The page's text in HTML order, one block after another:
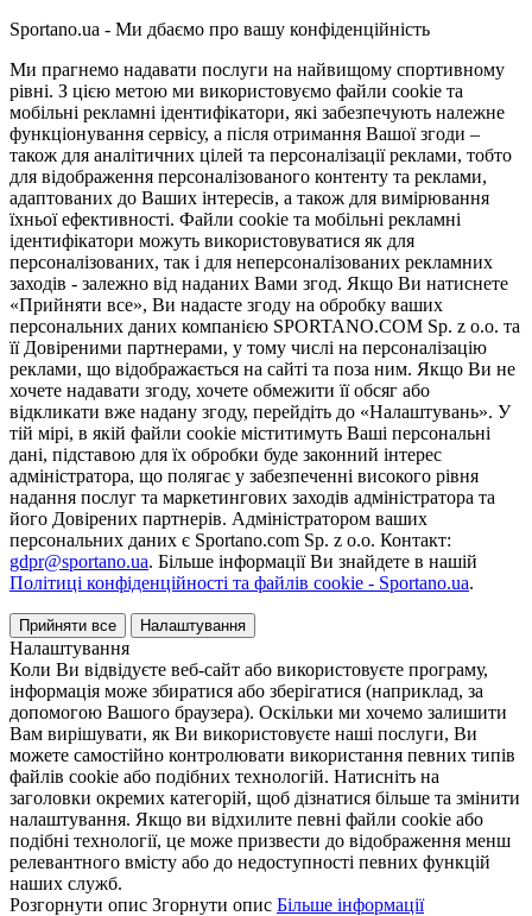
Sportano.ua - Ми дбаємо про вашу конфіденційність
Ми прагнемо надавати послуги на найвищому спортивному
рівні. З цією метою ми використовуємо файли cookie та
мобільні рекламні ідентифікатори, які забезпечують належне
функціонування сервісу, а після отримання Вашої згоди –
також для аналітичних цілей та персоналізації реклами, тобто
для відображення персоналізованого контенту та реклами,
адаптованих до Ваших інтересів, а також для вимірювання
їхньої ефективності. Файли cookie та мобільні рекламні
ідентифікатори можуть використовуватися як для
персоналізованих, так і для неперсоналізованих рекламних
заходів - залежно від наданих Вами згод. Якщо Ви натиснете
«Прийняти все», Ви надасте згоду на обробку ваших
персональних даних компанією SPORTANO.COM Sp. z o.o. та
її Довіреними партнерами, у тому числі на персоналізацію
реклами, що відображається на сайті та поза ним. Якщо Ви не
хочете надавати згоду, хочете обмежити її обсяг або
відкликати вже надану згоду, перейдіть до «Налаштувань». У
тій мірі, в якій файли cookie міститимуть Ваші персональні
дані, підставою для їх обробки буде законний інтерес
адміністратора, що полягає у забезпеченні високого рівня
надання послуг та маркетингових заходів адміністратора та
його Довірених партнерів. Адміністратором ваших
персональних даних є Sportano.com Sp. z o.o. Контакт:
gdpr@sportano.ua. Більше інформації Ви знайдете в нашій
Політиці конфіденційності та файлів cookie - Sportano.ua.
Прийняти все Налаштування
Налаштування
Коли Ви відвідуєте веб-сайт або використовуєте програму,
інформація може збиратися або зберігатися (наприклад, за
допомогою Вашого браузера). Оскільки ми хочемо залишити
Вам вирішувати, як Ви використовуєте наші послуги, Ви
можете самостійно контролювати використання певних типів
файлів cookie або подібних технологій. Натисніть на
заголовки окремих категорій, щоб дізнатися більше та змінити
налаштування. Якщо ви відхилите певні файли cookie або
подібні технології, це може призвести до відображення менш
релевантного вмісту або до недоступності певних функцій
наших служб.
Розгорнути опис Згорнути опис Більше інформації